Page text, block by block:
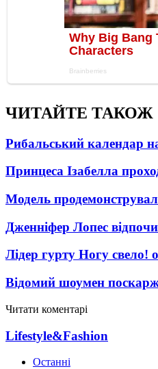
ЧИТАЙТЕ ТАКОЖ
Рибальський календар
Принцеса Ізабелла
Модель
Дженніфер Лопес
Лідер гурту Ногу свело!
Відомий шоумен
Читати коментарі
Lifestyle&Fashion
Останні